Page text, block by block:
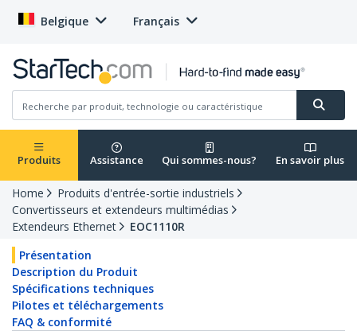
Belgique Français
Produits Assistance Qui sommes-nous? En savoir plus
Home
Produits d'entrée-sortie industriels
Convertisseurs et extendeurs multimédias
Extendeurs Ethernet
EOC1110R
Présentation
Description du Produit
Spécifications techniques
Pilotes et téléchargements
FAQ & conformité